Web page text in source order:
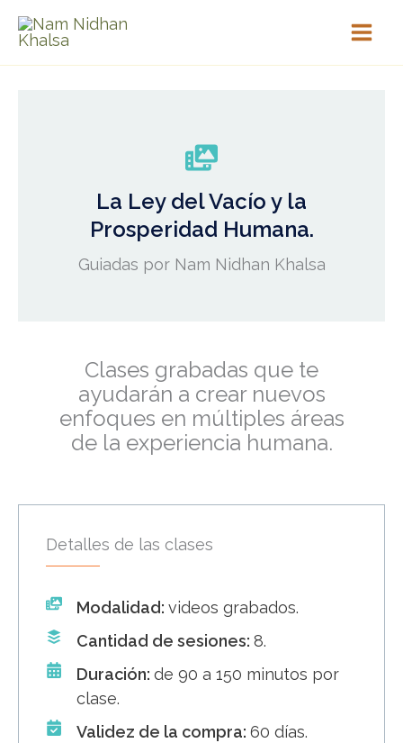
La Ley del Vacío y la
Prosperidad Humana.
Guiadas por Nam Nidhan Khalsa
Clases grabadas que te
ayudarán a crear nuevos
enfoques en múltiples áreas
de la experiencia humana.
Detalles de las clases
Modalidad: videos grabados.
Cantidad de sesiones: 8.
Duración: de 90 a 150 minutos por
clase.
Validez de la compra: 60 días.